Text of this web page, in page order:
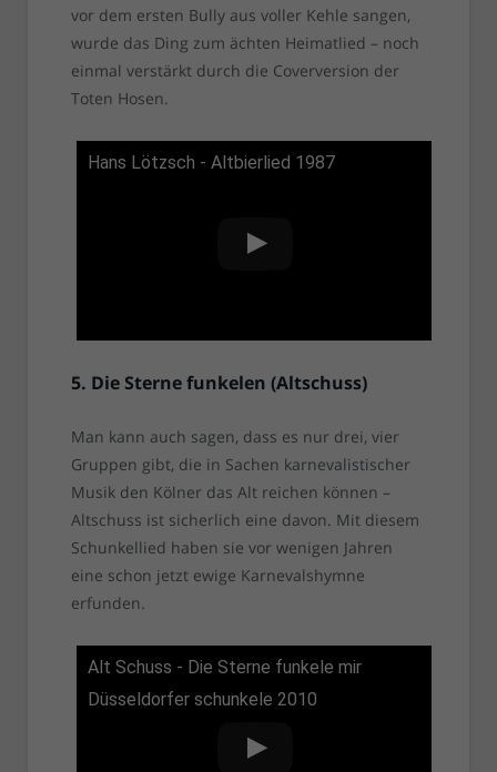
vor dem ersten Bully aus voller Kehle sangen,
wurde das Ding zum ächten Heimatlied – noch
einmal verstärkt durch die Coverversion der
Toten Hosen.
Hans Lötzsch - Altbierlied 1987
5. Die Sterne funkelen (Altschuss)
Man kann auch sagen, dass es nur drei, vier
Gruppen gibt, die in Sachen karnevalistischer
Musik den Kölner das Alt reichen können –
Altschuss ist sicherlich eine davon. Mit diesem
Schunkellied haben sie vor wenigen Jahren
eine schon jetzt ewige Karnevalshymne
erfunden.
Alt Schuss - Die Sterne funkele mir
Düsseldorfer schunkele 2010